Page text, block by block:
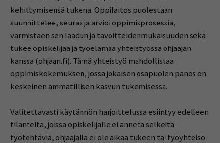
kehittymisensä tukena. Oppilaitos puolestaan
suunnittelee, seuraa ja arvioi oppimisprosessia,
varmistaen sen laadun ja tavoitteidenmukaisuuden sekä
tukee opiskelijaa ja työelämää yhteistyössä ohjaajan
kanssa (ohjaan.fi). Tämä yhteistyö mahdollistaa
oppimiskokemuksen, jossa jokaisen osapuolen panos on
keskeinen ammatillisen kasvun tukemisessa.
Valitettavasti käytännön harjoittelussa esiintyy edelleen
tilanteita, joissa opiskelijalle ei anneta selkeitä
työtehtäviä, ohjaajalla ei ole aikaa tukeen tai työyhteisö